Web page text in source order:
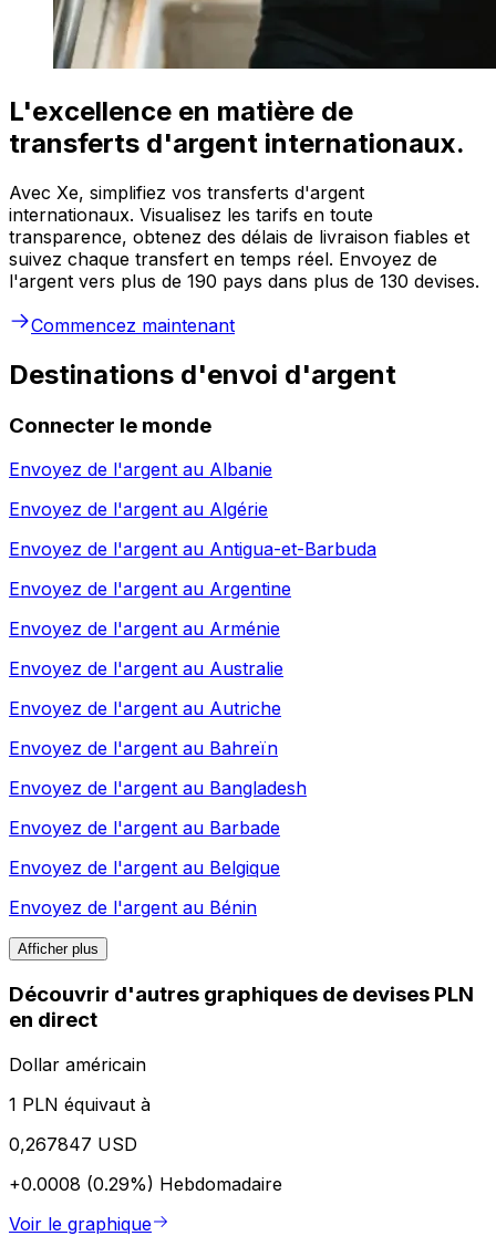
L'excellence en matière de
transferts d'argent internationaux.
Avec Xe, simplifiez vos transferts d'argent
internationaux. Visualisez les tarifs en toute
transparence, obtenez des délais de livraison fiables et
suivez chaque transfert en temps réel. Envoyez de
l'argent vers plus de 190 pays dans plus de 130 devises.
Commencez maintenant
Destinations d'envoi d'argent
Connecter le monde
Envoyez de l'argent au Albanie
Envoyez de l'argent au Algérie
Envoyez de l'argent au Antigua-et-Barbuda
Envoyez de l'argent au Argentine
Envoyez de l'argent au Arménie
Envoyez de l'argent au Australie
Envoyez de l'argent au Autriche
Envoyez de l'argent au Bahreïn
Envoyez de l'argent au Bangladesh
Envoyez de l'argent au Barbade
Envoyez de l'argent au Belgique
Envoyez de l'argent au Bénin
Afficher plus
Découvrir d'autres graphiques de devises PLN
en direct
Dollar américain
1 PLN équivaut à
0,267847 USD
+0.0008 (0.29%) Hebdomadaire
Voir le graphique